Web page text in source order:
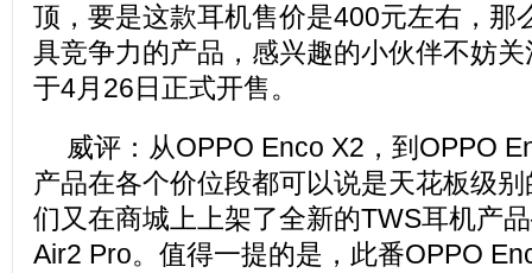
顶，要是这款耳机售价是400元左右，那
具竞争力的产品，感兴趣的小伙伴不妨
于4月26日正式开售。
威评：从OPPO Enco X2，到OPPO
产品在各个价位段都可以说是天花板级
们又在商城上上架了全新的TWS耳机产
Air2 Pro。值得一提的是，此番OPPO